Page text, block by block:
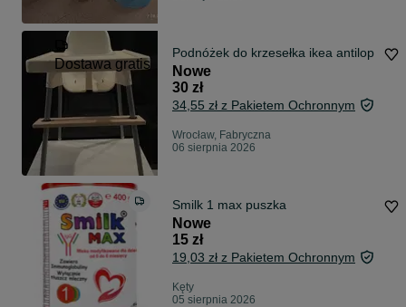
Dostawa gratis
Podnóżek do krzesełka ikea antilop
Nowe
30 zł
34,55 zł z Pakietem Ochronnym
Wrocław, Fabryczna
06 sierpnia 2026
Smilk 1 max puszka
Nowe
15 zł
19,03 zł z Pakietem Ochronnym
Kęty
05 sierpnia 2026